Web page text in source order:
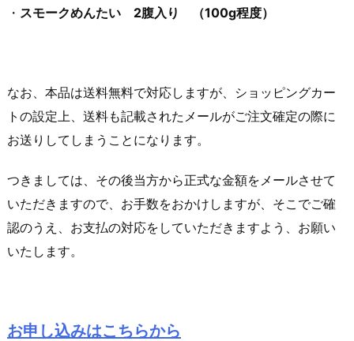
・ スモークめんたい 2腹入り （100g程度）
なお、本品は送料無料で対応しますが、ショッピングカー
トの設定上、送料も記載されたメールがご注文確定の際に
お送りしてしまうことになります。
つきましては、その後当方から正式な金額をメールさせて
いただきますので、お手数をおかけしますが、そこでご確
認のうえ、お支払の対応をしていただきますよう、お願い
いたします。
お申し込みはこちらから